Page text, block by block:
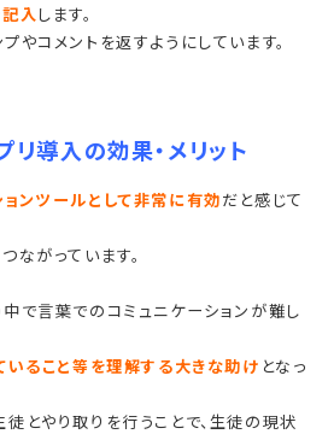
入します。
やコメントを返すようにしています。
リ導入の効果・メリット
ンツールとして非常に有効だと感じて
ながっています。
で言葉でのコミュニケーションが難し
いること等を理解する大きな助け となっ
とやり取りを行うことで、生徒の現状